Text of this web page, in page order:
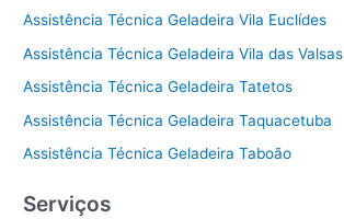
Assistência Técnica Geladeira Vila Euclídes
Assistência Técnica Geladeira Vila das Valsas
Assistência Técnica Geladeira Tatetos
Assistência Técnica Geladeira Taquacetuba
Assistência Técnica Geladeira Taboão
Serviços